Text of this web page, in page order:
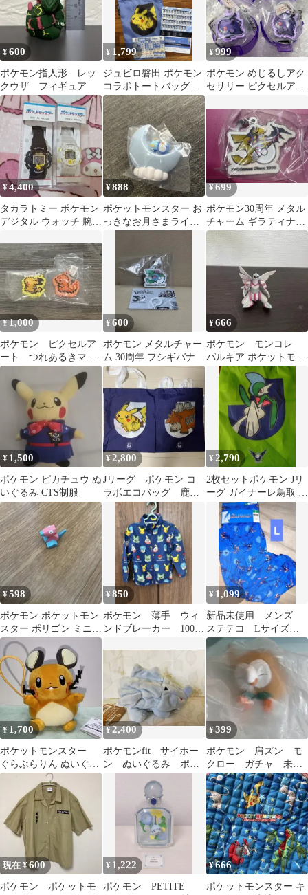
¥600
ポケモン指人形 レッ
クウザ フィギュア
¥ 1,799
ジュビロ磐田 ポケモン
コラボトートバッグセ
ット
¥999
ポケモン めじるしアク
セサリー ピクセルアー
¥4,400
タカラトミー ポケモン
デジタル ウォッチ 腕時
種
¥888
ポケットモンスター お
っきなお月さまライト
¥699
ポケモン30周年 メタル
チャーム ギラティナ
めじるしアクセサリー
¥1,000
ポケモン ピクセルア
ート つれあるきマス
コット
¥600
ポケモン メタルチャー
ム 30周年 フシギバナ
¥666
ポケモン モンコレ
パルキア ポケットモン
スター
¥ 1,500
ポケモン ピカチュウ ぬ
いぐるみ CTS制服
¥2,800
Jリーグ ポケモン コ
ラボエコバッグ 鹿児
島ユナイテッド ピカ
チュウ＆バクーダ
¥2,790
2枚セットポケモン Jリ
ーグ ガイナーレ鳥取 エ
ルレイド エコバッグ ピ
カチュウ
¥598
ポケモン ポケットモン
スター ポリゴン ミニフ
ィギュア
¥850
ポケモン 薄手 ウィ
ンドブレーカー 100セ
¥ 1,099
新品未使用 メンズ
ステテコ Lサイズ
ポケモン ゲッコウ
ガ ひざ下丈
¥ 1,700
ポケットモンスター
ぐらぶらりん ぬいぐる
み デデンネ
¥2,400
ポケモンfit サイホー
ン ぬいぐるみ ポケ
¥399
ポケモン 肩ズン モ
クロー ガチャ 未開
封
現在 ¥600
ポケモン ポケットモ
¥ 1,222
ポケモン PETITE
¥666
ポケットモンスター キ